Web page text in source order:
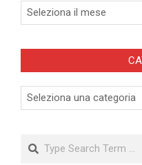
Archivi
Categorie
Search